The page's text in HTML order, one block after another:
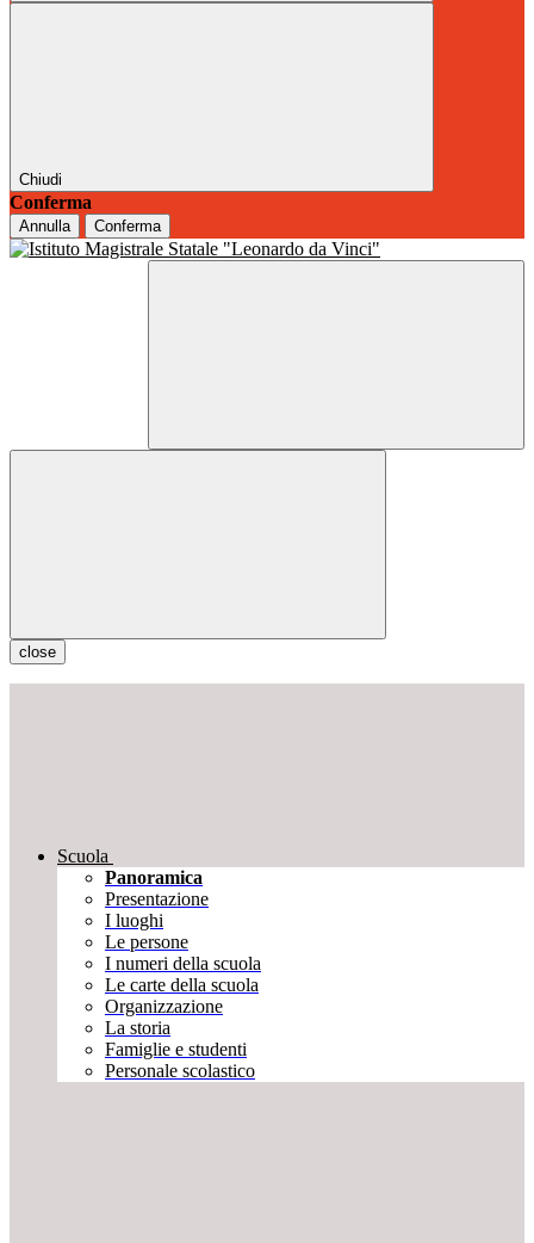
Chiudi
Conferma
Annulla Conferma
close
Scuola
Panoramica
Presentazione
I luoghi
Le persone
I numeri della scuola
Le carte della scuola
Organizzazione
La storia
Famiglie e studenti
Personale scolastico